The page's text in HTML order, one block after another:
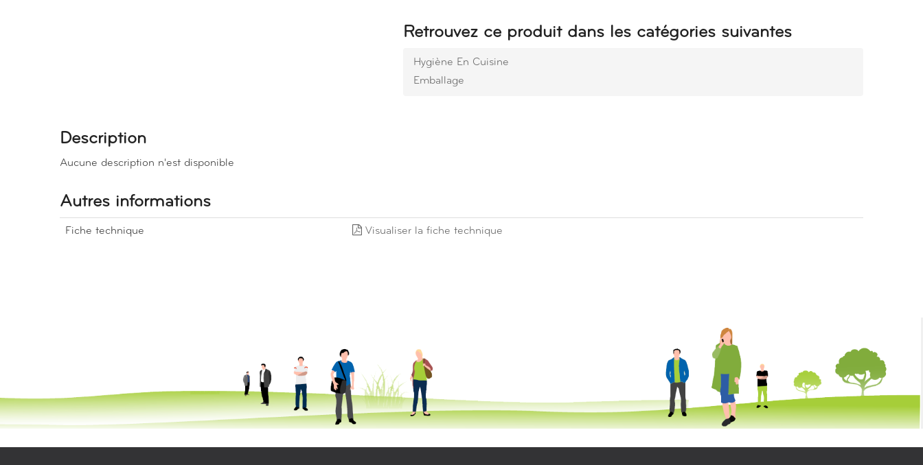
Retrouvez ce produit dans les catégories suivantes
Hygiène En Cuisine
Emballage
Description
Aucune description n'est disponible
Autres informations
Fiche technique Visualiser la fiche technique